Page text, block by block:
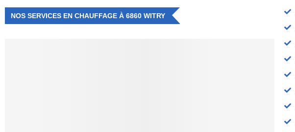
NOS SERVICES EN CHAUFFAGE À 6860 WITRY